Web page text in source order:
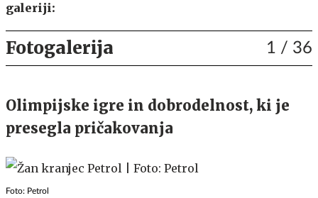
galeriji:
Fotogalerija 1 / 36
Olimpijske igre in dobrodelnost, ki je
presegla pričakovanja
Foto: Petrol